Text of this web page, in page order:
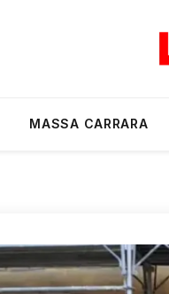
MASSA CARRARA